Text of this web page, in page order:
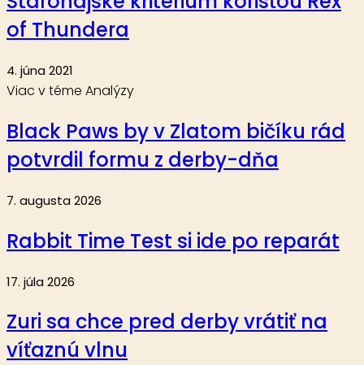
of Thundera
4. júna 2021
Viac v téme Analýzy
Black Paws by v Zlatom bičíku rád
potvrdil formu z derby-dňa
7. augusta 2026
Rabbit Time Test si ide po reparát
17. júla 2026
Zuri sa chce pred derby vrátiť na
víťaznú vlnu